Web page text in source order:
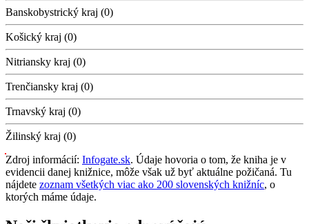
Banskobystrický kraj (0)
Košický kraj (0)
Nitriansky kraj (0)
Trenčiansky kraj (0)
Trnavský kraj (0)
Žilinský kraj (0)
Zdroj informácií: Infogate.sk. Údaje hovoria o tom, že kniha je v
evidencii danej knižnice, môže však už byť aktuálne požičaná. Tu
nájdete zoznam všetkých viac ako 200 slovenských knižníc, o
ktorých máme údaje.